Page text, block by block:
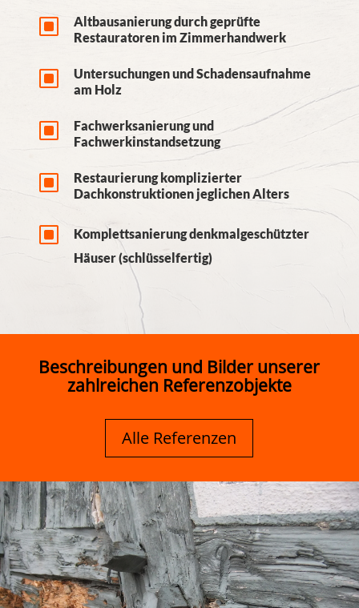
W
Altbausanierung durch geprüfte
Restauratoren im Zimmerhandwerk
W
Untersuchungen und Schadensaufnahme
am Holz
W
Fachwerksanierung und
Fachwerkinstandsetzung
W
Restaurierung komplizierter
Dachkonstruktionen jeglichen Alters
W
Komplettsanierung denkmalgeschützter
Häuser (schlüsselfertig)
Beschreibungen und Bilder unserer
zahlreichen Referenzobjekte
Alle Referenzen